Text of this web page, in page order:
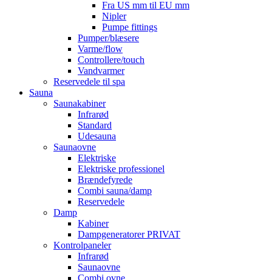
Fra US mm til EU mm
Nipler
Pumpe fittings
Pumper/blæsere
Varme/flow
Controllere/touch
Vandvarmer
Reservedele til spa
Sauna
Saunakabiner
Infrarød
Standard
Udesauna
Saunaovne
Elektriske
Elektriske professionel
Brændefyrede
Combi sauna/damp
Reservedele
Damp
Kabiner
Dampgeneratorer PRIVAT
Kontrolpaneler
Infrarød
Saunaovne
Combi ovne